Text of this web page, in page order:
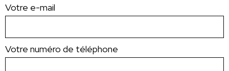
Votre e-mail
Votre numéro de téléphone